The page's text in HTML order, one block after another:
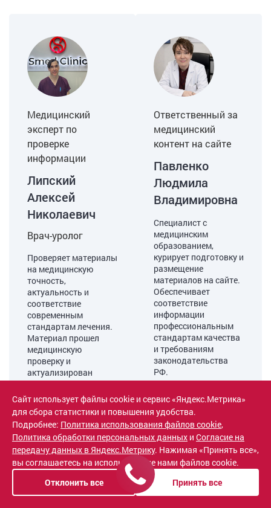
Медицинский
эксперт по
проверке
информации
Липский
Алексей
Николаевич
Врач-уролог
Проверяет материалы
на медицинскую
точность,
актуальность и
соответствие
современным
стандартам лечения.
Материал прошел
медицинскую
проверку и
актуализирован
08.07.2026
Ответственный за
медицинский
контент на сайте
Павленко
Людмила
Владимировна
Специалист с
медицинским
образованием,
курирует подготовку и
размещение
материалов на сайте.
Обеспечивает
соответствие
информации
профессиональным
стандартам качества
и требованиям
законодательства
РФ.
Материал
подготовлен и
приведен в
актуальное состояние
08.07.2026
Сайт использует файлы cookie и сервис «Яндекс.Метрика»
для сбора статистики и повышения удобства.
Подробнее: Политика использования файлов cookie,
Политика обработки персональных данных и Согласие на
передачу данных в Яндекс.Метрику. Нажимая «Принять все»,
вы соглашаетесь на использование нами файлов cookie.
Отклонить все
Принять все